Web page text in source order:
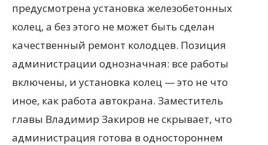
предусмотрена установка железобетонных
колец, а без этого не может быть сделан
качественный ремонт колодцев. Позиция
администрации однозначная: все работы
включены, и установка колец — это не что
иное, как работа автокрана. Заместитель
главы Владимир Закиров не скрывает, что
администрация готова в одностороннем